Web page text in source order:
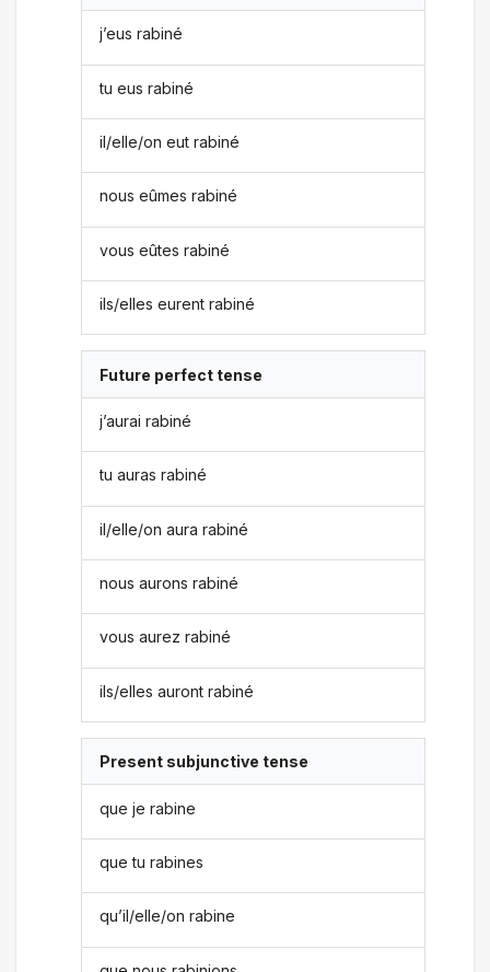
j’eus rabiné
tu eus rabiné
il/elle/on eut rabiné
nous eûmes rabiné
vous eûtes rabiné
ils/elles eurent rabiné
Future perfect tense
j’aurai rabiné
tu auras rabiné
il/elle/on aura rabiné
nous aurons rabiné
vous aurez rabiné
ils/elles auront rabiné
Present subjunctive tense
que je rabine
que tu rabines
qu’il/elle/on rabine